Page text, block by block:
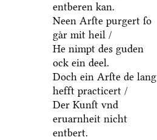
entberen kan.
Neen Arſte purgert ſo
gaͤr mit heil /
He nimpt des guden
ock ein deel.
Doch ein Arſte de lang
hefft practicert /
Der Kunſt vnd
eruarnheit nicht
entbert.